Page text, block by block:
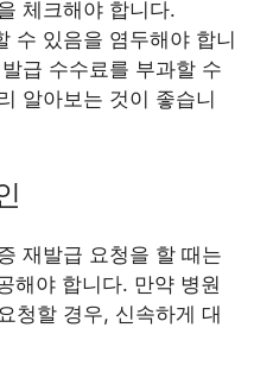
체크해야 합니다.
수 있음을 염두해야 합니
급 수수료를 부과할 수
알아보는 것이 좋습니
재발급 요청을 할 때는
해야 합니다. 만약 병원
청할 경우, 신속하게 대